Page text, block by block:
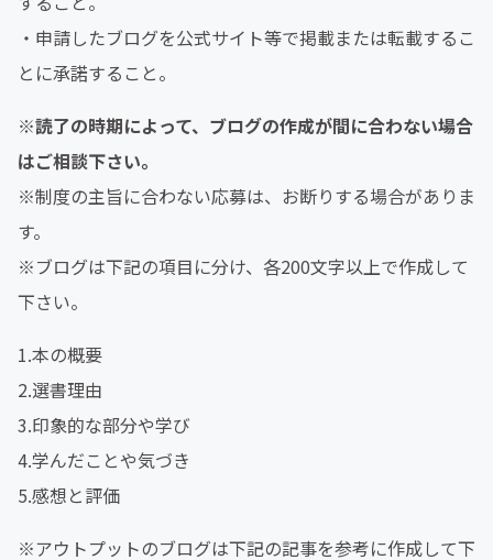
・申請したブログを公式サイト等で掲載または転載するこ
とに承諾すること。
※読了の時期によって、ブログの作成が間に合わない場合
はご相談下さい。
※制度の主旨に合わない応募は、お断りする場合がありま
す。
※ブログは下記の項目に分け、各200文字以上で作成して
下さい。
1.本の概要
2.選書理由
3.印象的な部分や学び
4.学んだことや気づき
5.感想と評価
※アウトプットのブログは下記の記事を参考に作成して下